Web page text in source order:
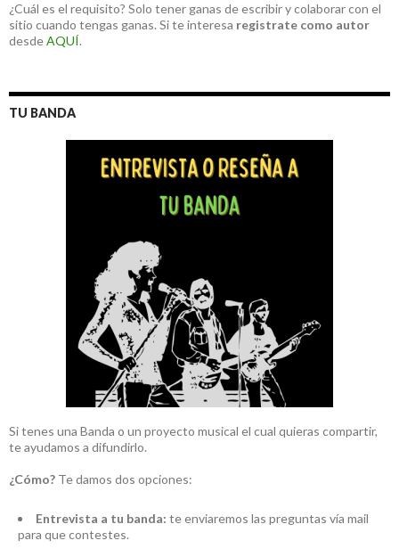
¿Cuál es el requisito? Solo tener ganas de escribir y colaborar con el
sitio cuando tengas ganas. Si te interesa registrate como autor
desdeAQUÍ.
TU BANDA
Si tenes una Banda o un proyecto musical el cual quieras compartir,
te ayudamos a difundirlo.
¿Cómo? Te damos dos opciones:
Entrevista a tu banda: te enviaremos las preguntas vía mail
para que contestes.